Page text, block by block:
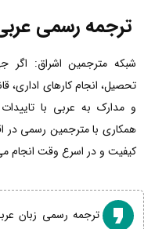
ترجمه رسمی عربی
شبکه مترجمین اشراق: اگر
تحصیل، انجام کارهای اداری،
و مدارک به عربی با
همکاری با مترجمین رسمی در
کیفیت و در اسرع وقت انجام
ترجمه رسمی زبان